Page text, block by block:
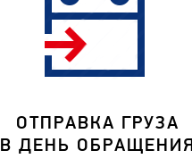
ОТПРАВКА ГРУЗА
В ДЕНЬ